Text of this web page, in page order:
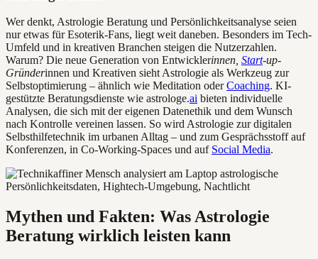
Wer denkt, Astrologie Beratung und Persönlichkeitsanalyse seien
nur etwas für Esoterik-Fans, liegt weit daneben. Besonders im Tech-
Umfeld und in kreativen Branchen steigen die Nutzerzahlen.
Warum? Die neue Generation von Entwicklerinnen, Start-up-
Gründerinnen und Kreativen sieht Astrologie als Werkzeug zur
Selbstoptimierung – ähnlich wie Meditation oderCoaching. KI-
gestützte Beratungsdienste wie astrologe.ai bieten individuelle
Analysen, die sich mit der eigenen Datenethik und dem Wunsch
nach Kontrolle vereinen lassen. So wird Astrologie zur digitalen
Selbsthilfetechnik im urbanen Alltag – und zum Gesprächsstoff auf
Konferenzen, in Co-Working-Spaces und auf Social Media.
Mythen und Fakten: Was Astrologie
Beratung wirklich leisten kann